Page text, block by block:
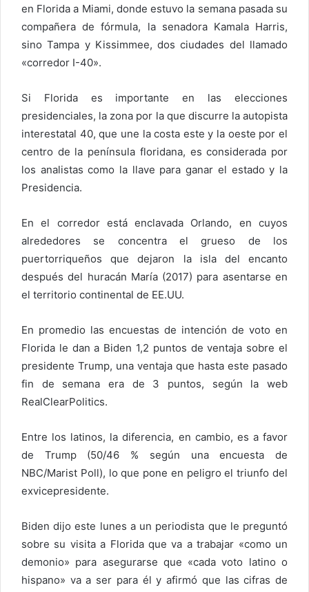
en Florida a Miami, donde estuvo la semana pasada su
compañera de fórmula, la senadora Kamala Harris,
sino Tampa y Kissimmee, dos ciudades del llamado
«corredor I-40».
Si Florida es importante en las elecciones
presidenciales, la zona por la que discurre la autopista
interestatal 40, que une la costa este y la oeste por el
centro de la península floridana, es considerada por
los analistas como la llave para ganar el estado y la
Presidencia.
En el corredor está enclavada Orlando, en cuyos
alrededores se concentra el grueso de los
puertorriqueños que dejaron la isla del encanto
después del huracán María (2017) para asentarse en
el territorio continental de EE.UU.
En promedio las encuestas de intención de voto en
Florida le dan a Biden 1,2 puntos de ventaja sobre el
presidente Trump, una ventaja que hasta este pasado
fin de semana era de 3 puntos, según la web
RealClearPolitics.
Entre los latinos, la diferencia, en cambio, es a favor
de Trump (50/46 % según una encuesta de
NBC/Marist Poll), lo que pone en peligro el triunfo del
exvicepresidente.
Biden dijo este lunes a un periodista que le preguntó
sobre su visita a Florida que va a trabajar «como un
demonio» para asegurarse que «cada voto latino o
hispano» va a ser para él y afirmó que las cifras de